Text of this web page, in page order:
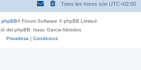
Totes les hores són UTC+02:00
phpBB® Forum Software © phpBB Limited
del phpBB: Isaac Garcia Abrodos
Privadesa | Condicions